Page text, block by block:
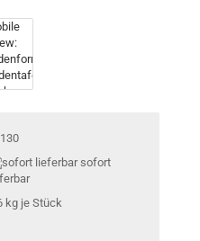
sofort
kg je Stück